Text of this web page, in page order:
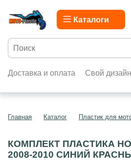
Каталоги
Доставка и оплата Свой дизайн
Главная Каталог Пластик для
КОМПЛЕКТ ПЛАСТИКА
2008-2010 СИНИЙ